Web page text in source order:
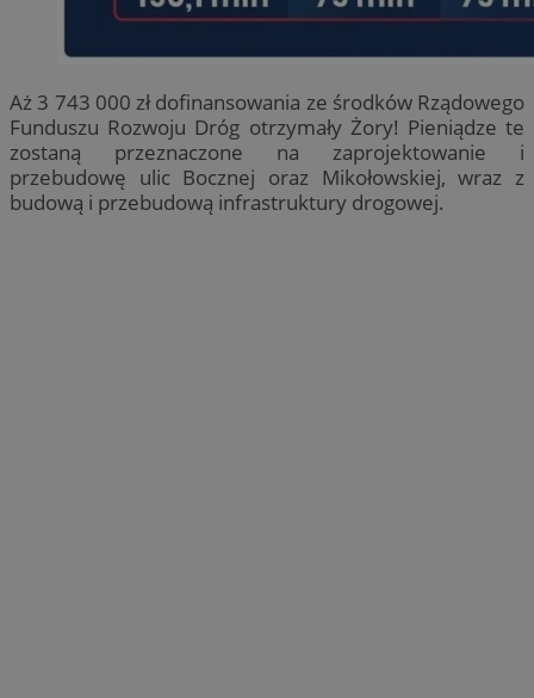
Aż 3 743 000 zł dofinansowania ze środków Rządowego
Funduszu Rozwoju Dróg otrzymały Żory! Pieniądze te
zostaną przeznaczone na zaprojektowanie i
przebudowę ulic Bocznej oraz Mikołowskiej, wraz z
budową i przebudową infrastruktury drogowej.